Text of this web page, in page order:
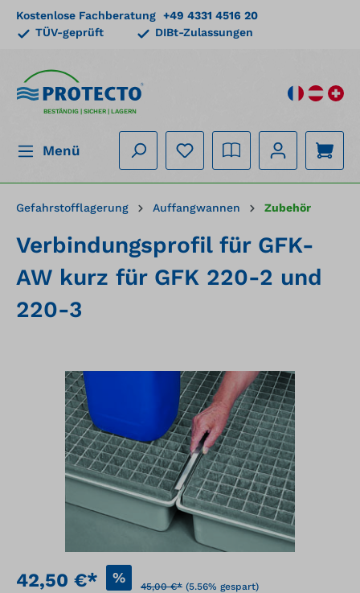
springen
Kostenlose Fachberatung +49 4331 4516 20
TÜV-geprüft
DIBt-Zulassungen
BESTÄNDIG | SICHER | LAGERN
Menü
Gefahrstofflagerung Auffangwannen Zubehör
Verbindungsprofil für GFK-
AW kurz für GFK 220-2 und
220-3
Bildergalerie überspringen
42,50 €* %
45,00 €* (5.56% gespart)